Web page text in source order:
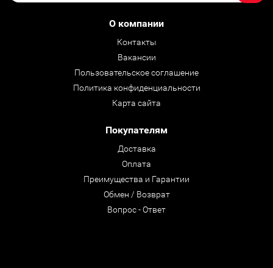
О компании
Контакты
Вакансии
Пользовательское соглашение
Политика конфиденциальности
Карта сайта
Покупателям
Доставка
Оплата
Преимущества и Гарантии
Обмен / Возврат
Вопрос - Ответ